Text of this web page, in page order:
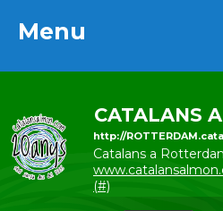
Menu
CATALANS
http://
Catalans a
(#)
Menu